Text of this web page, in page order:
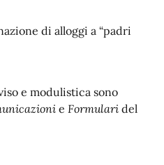
di alloggi a “padri
e modulistica sono
e Formulari del